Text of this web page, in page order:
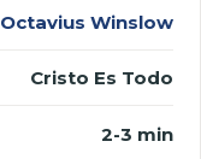
Octavius Winslow
Cristo Es Todo
2-3 min